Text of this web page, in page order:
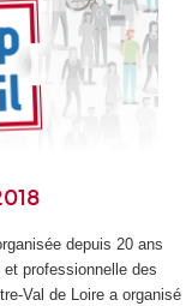
depuis 20 ans
et professionnelle des
Val de Loire a organisé